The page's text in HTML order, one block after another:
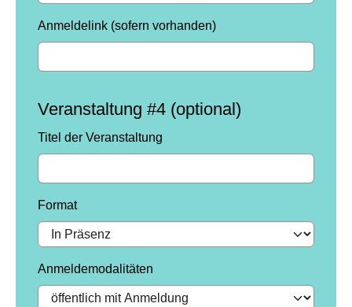
Anmeldelink (sofern vorhanden)
Veranstaltung #4 (optional)
Titel der Veranstaltung
Format
Anmeldemodalitäten